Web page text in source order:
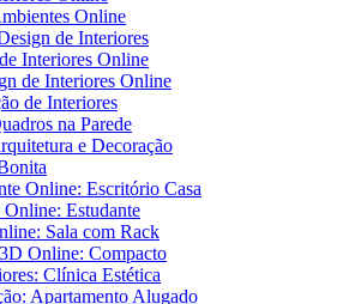
Online
de Interiores
Interiores Online
de Interiores Online
de Interiores
na Parede
e Decoração
Online: Escritório Casa
Estudante
Sala com Rack
Online: Compacto
Clínica Estética
Apartamento Alugado